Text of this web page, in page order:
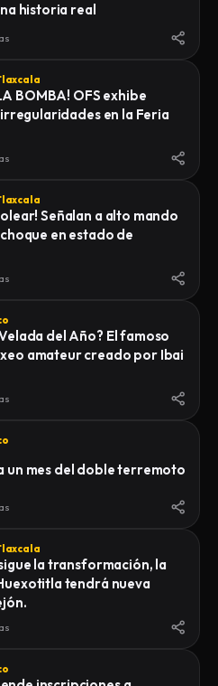
historia real
BOMBA! OFS exhibe
en la Feria
Señalan a alto mando
en estado de
del Año? El famoso
amateur creado por Ibai
un mes del doble terremoto
la transformación, la
tendrá nueva